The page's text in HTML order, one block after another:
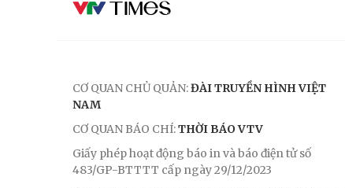
CƠ QUAN CHỦ QUẢN:ĐÀI TRUYỀN HÌNH VIỆT
NAM
CƠ QUAN BÁO CHÍ:THỜI BÁO VTV
Giấy phép hoạt động báo in và báo điện tử số
483/GP-BTTTT cấp ngày 29/12/2023